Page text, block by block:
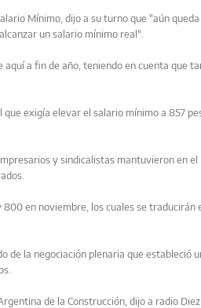
Mínimo, dijo a su turno que "aún
un salario mínimo real".
a fin de año, teniendo en cuenta que
exigía elevar el salario mínimo a 857
y sindicalistas mantuvieron en
en noviembre, los cuales se traducirán
la negociación plenaria que estableció
de la Construcción, dijo a radio